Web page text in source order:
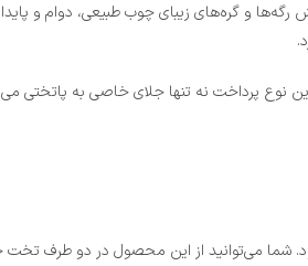
و گره‌های زیبای چوب طبیعی، دوام و پایداری
پرداخت نه تنها جلای خاصی به پاتختی
شما می‌توانید از این محصول در دو طرف تخت